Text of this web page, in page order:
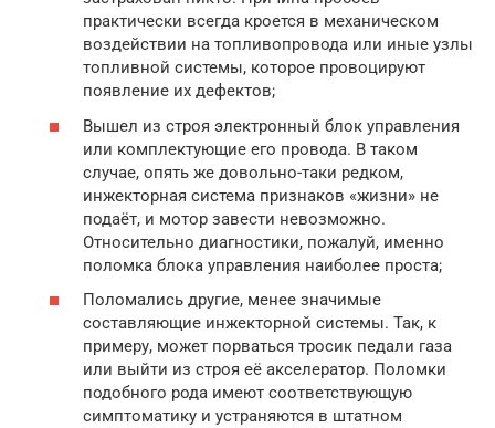
практически всегда кроется в механическом
воздействии на топливопровода или иные узлы
топливной системы, которое провоцируют
появление их дефектов;
Вышел из строя электронный блок управления
или комплектующие его провода. В таком
случае, опять же довольно-таки редком,
инжекторная система признаков «жизни» не
подаёт, и мотор завести невозможно.
Относительно диагностики, пожалуй, именно
поломка блока управления наиболее проста;
Поломались другие, менее значимые
составляющие инжекторной системы. Так, к
примеру, может порваться тросик педали газа
или выйти из строя её акселератор. Поломки
подобного рода имеют соответствующую
симптоматику и устраняются в штатном